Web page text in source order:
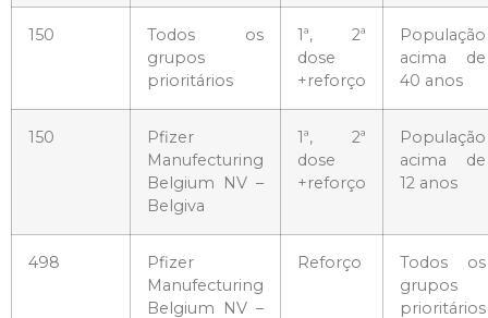
150
Todos os
grupos
prioritários
1ª, 2ª
dose
+reforço
População
acima de
40 anos
150
Pfizer
Manufecturing
Belgium NV –
Belgiva
1ª, 2ª
dose
+reforço
População
acima de
12 anos
498
Pfizer
Manufecturing
Belgium NV –
Reforço
Todos os
grupos
prioritários